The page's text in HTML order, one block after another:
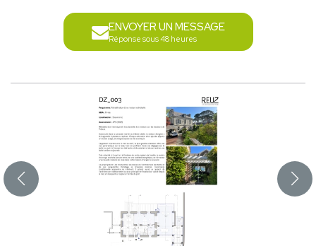
ENVOYER UN MESSAGE
Réponse sous 48 heures